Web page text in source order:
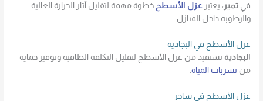
فيتمير ، يعتبر عزل الأسطح خطوة مهمة لتقليل آثار الحرارة العالية
والرطوبة داخل المنازل.
عزل الأسطح في البجادية
البجادية تستفيد من عزل الأسطح لتقليل التكلفة الطاقية وتوفير حماية
من تسربات المياه
عزل الأسطح في ساجر